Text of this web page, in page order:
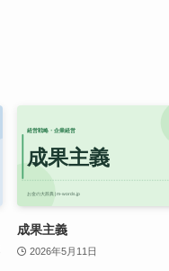
成果主義
2026年5月11日